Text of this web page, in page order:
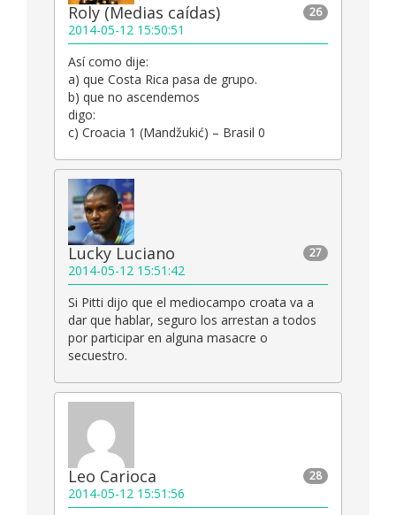
26
Roly (Medias caídas)
2014-05-12 15:50:51
Así como dije:
a) que Costa Rica pasa de grupo.
b) que no ascendemos
digo:
c) Croacia 1 (Mandžukić) – Brasil 0
27
Lucky Luciano
2014-05-12 15:51:42
Si Pitti dijo que el mediocampo croata va a
dar que hablar, seguro los arrestan a todos
por participar en alguna masacre o
secuestro.
28
Leo Carioca
2014-05-12 15:51:56